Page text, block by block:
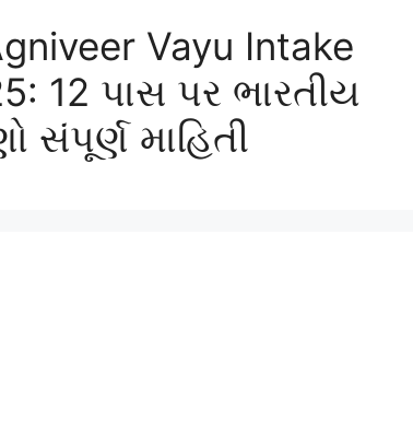
Vayu Intake
12 પાસ પર ભારતીય
સંપૂર્ણ માહિતી